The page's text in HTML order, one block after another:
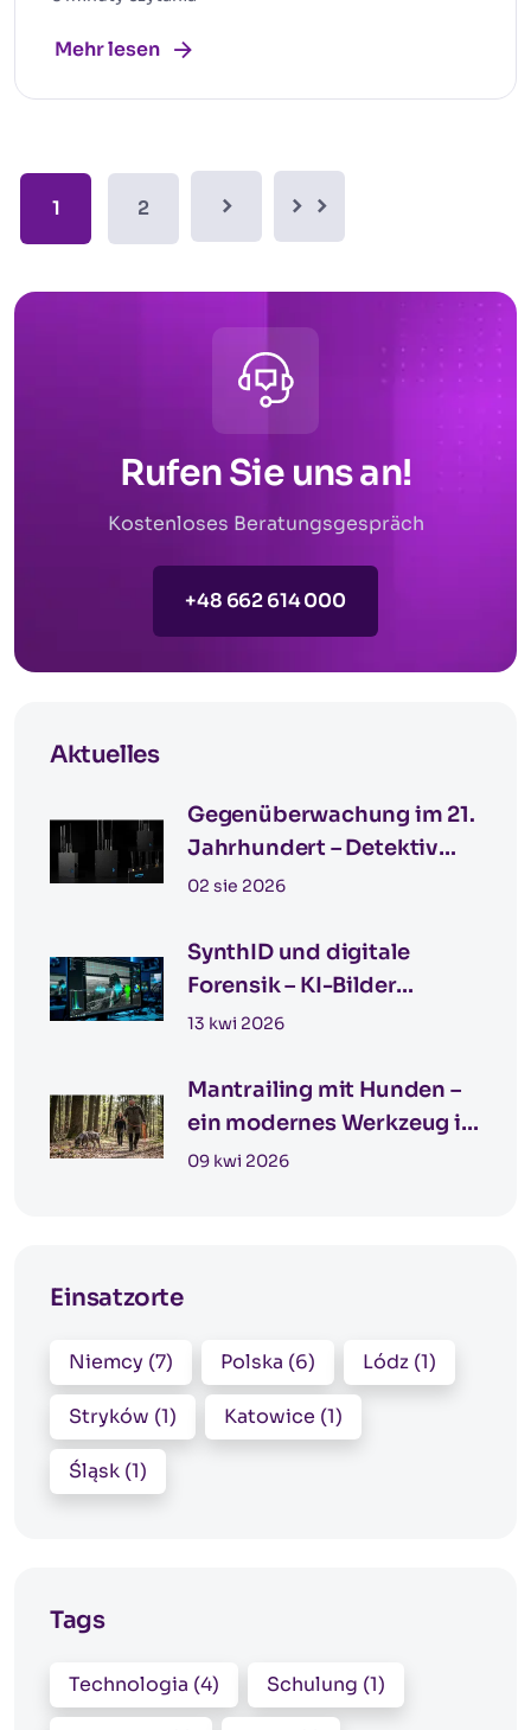
Mehr lesen
1 2
Rufen Sie uns an!
Kostenloses Beratungsgespräch
+48 662 614 000
Aktuelles
Gegenüberwachung im 21.
Jahrhundert – Detektiv
Katowice für
Einsätze in Deutschland
02 sie 2026
SynthID und digitale
Forensik – KI-Bilder
erkennen
13 kwi 2026
Mantrailing mit Hunden –
ein modernes Werkzeug in
der Detektivarbeit
09 kwi 2026
Einsatzorte
Niemcy (7) Polska (6) Lódz (1)
Stryków (1) Katowice (1)
Śląsk (1)
Tags
Technologia (4) Schulung (1)